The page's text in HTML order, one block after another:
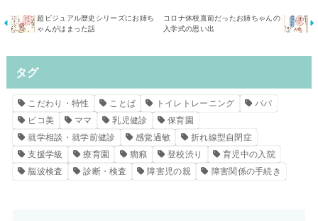
超ビジュアル歴史シリーズにお姉ち
ゃんがはまった話
コロナ休校直前だったお姉ちゃんの
入学式の思い出
タグ
こだわり・特性 ことば トイレトレーニング
パパ
ピコ美
ママ 乳児健診
保育園
就学相談・就学前健診
感覚過敏
折れ線型自閉症
支援学級
療育園 癇癪 登校渋り
育児中の入院
脳波検査
診断・検査 障害児の親 障害関係の手続き